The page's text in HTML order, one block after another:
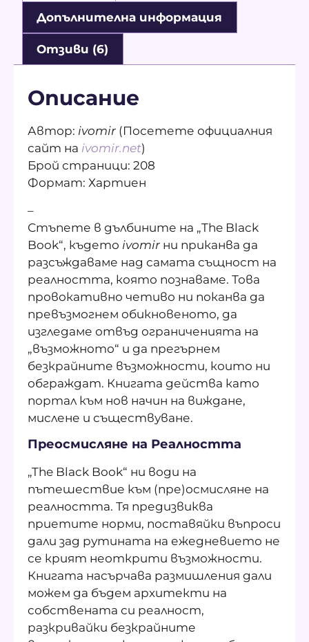
Допълнителна информация
Отзиви (6)
Описание
Автор: ivomir (Посетете официалния
сайт на ivomir.net)
Брой страници: 208
Формат: Хартиен
–
Стъпете в дълбините на „The Black
Book“, където ivomir ни приканва да
разсъждаваме над самата същност на
реалността, която познаваме. Това
провокативно четиво ни поканва да
превъзмогнем обикновеното, да
изгледаме отвъд ограниченията на
„възможното“ и да прегърнем
безкрайните възможности, които ни
обграждат. Книгата действа като
портал към нов начин на виждане,
мислене и съществуване.
Преосмисляне на Реалността
„The Black Book“ ни води на
пътешествие към (пре)осмисляне на
реалността. Тя предизвиква
приетите норми, поставяйки въпроси
дали зад рутината на ежедневието не
се крият неоткрити възможности.
Книгата насърчава размишления дали
можем да бъдем архитекти на
собствената си реалност,
разкривайки безкрайните